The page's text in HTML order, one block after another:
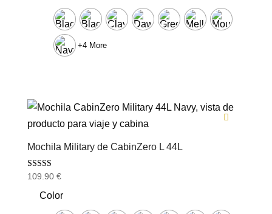
era:
109.95 €.
es:
99.95 €.
+4 More
Mochila Military de CabinZero L 44L
Valorado con
de 5
109.90 €
Color